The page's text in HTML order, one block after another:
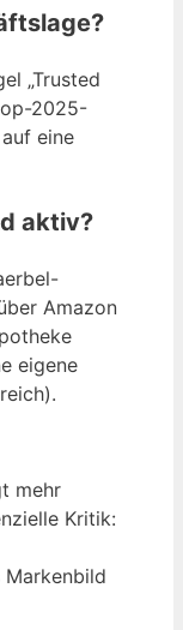
„Trusted
2025-
eine
aktiv?
Amazon
eigene
mehr
Kritik:
Markenbild